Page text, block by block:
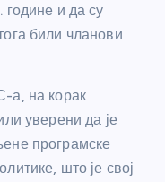
и да су
били чланови
а, на корак
уверени да је
програмске
што је свој